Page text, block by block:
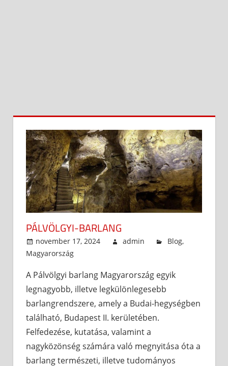
PÁLVÖLGYI-BARLANG
november 17, 2024 admin Blog,
Magyarország
A Pálvölgyi barlang Magyarország egyik
legnagyobb, illetve legkülönlegesebb
barlangrendszere, amely a Budai-hegységben
található, Budapest II. kerületében.
Felfedezése, kutatása, valamint a
nagyközönség számára való megnyitása óta a
barlang természeti, illetve tudományos